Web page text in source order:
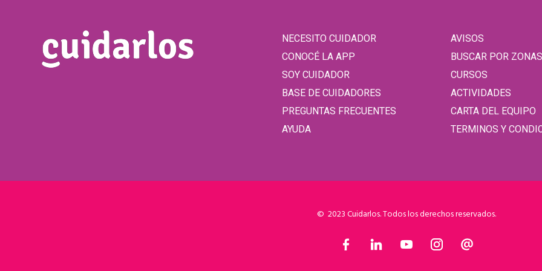
NECESITO CUIDADOR
CONOCÉ LA APP
SOY CUIDADOR
BASE DE CUIDADORES
PREGUNTAS FRECUENTES
AYUDA
AVISOS
BUSCAR POR ZONAS
CURSOS
ACTIVIDADES
CARTA DEL EQUIPO
TERMINOS Y
© 2023 Cuidarlos. Todos los derechos reservados.